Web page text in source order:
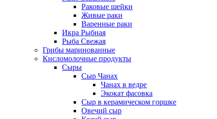
Раковые шейки
Живые раки
Варенные раки
Икра Рыбная
Рыба Свежая
Грибы маринованные
Кисломолочные продукты
Сыры
Сыр Чанах
Чанах в ведре
Экокат фасовка
Сыр в керамическом горшке
Овечий сыр